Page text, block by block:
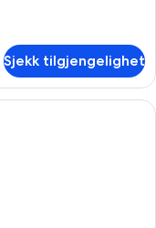
Sjekk tilgjengelighet